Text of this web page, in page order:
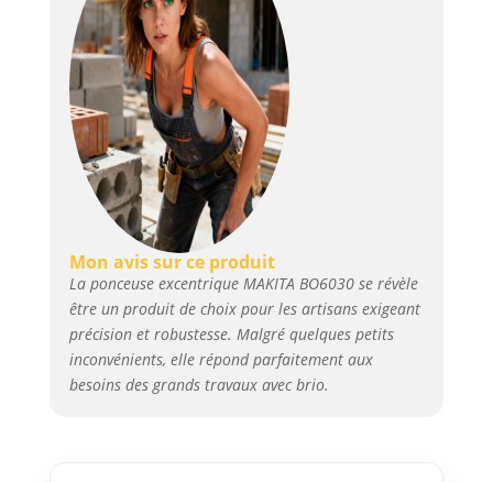
Mon avis sur ce produit
La ponceuse excentrique MAKITA BO6030 se révèle
être un produit de choix pour les artisans exigeant
précision et robustesse. Malgré quelques petits
inconvénients, elle répond parfaitement aux
besoins des grands travaux avec brio.